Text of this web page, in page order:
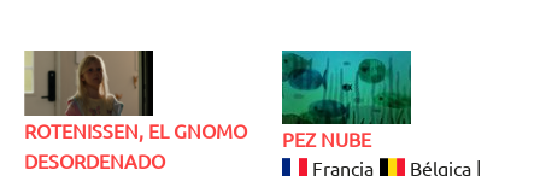
ROTENISSEN, EL GNOMO
DESORDENADO
PEZ NUBE
Francia
Bélgica |